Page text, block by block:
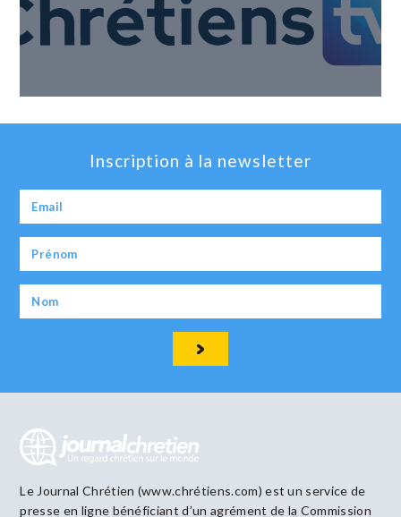
Inscription à la newsletter
Le Journal Chrétien (www.chrétiens.com) est un service de
presse en ligne bénéficiant d’un agrément de la Commission